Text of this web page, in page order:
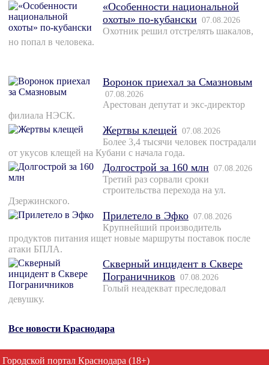
«Особенности национальной
охоты» по-кубански 07.08.2026
Охотник решил отстрелять шакалов,
но попал в человека.
Воронок приехал за Смазновым
07.08.2026
Арестован депутат и экс-директор
филиала НЭСК.
Жертвы клещей 07.08.2026
Более 3,4 тысячи человек пострадали
от укусов клещей на Кубани с начала года.
Долгострой за 160 млн 07.08.2026
Третий раз сорвали сроки
строительства перехода на ул.
Дзержинского.
Прилетело в Эфко 07.08.2026
Крупнейший производитель
продуктов питания ищет новые маршруты поставок после
атаки БПЛА.
Скверный инцидент в Сквере
Пограничников 07.08.2026
Голый неадекват преследовал
девушку.
Все новости Краснодара
Городской портал Краснодара (18+)